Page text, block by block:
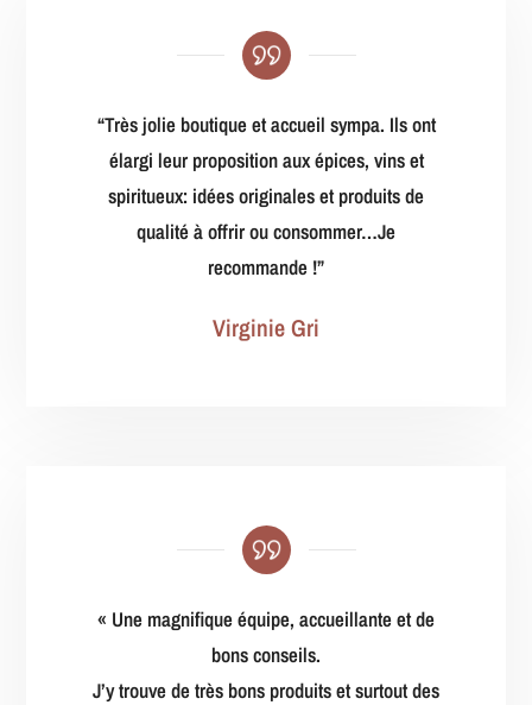
“Très jolie boutique et accueil sympa. Ils ont
élargi leur proposition aux épices, vins et
spiritueux: idées originales et produits de
qualité à offrir ou consommer…Je
recommande !”
Virginie Gri
« Une magnifique équipe, accueillante et de
bons conseils.
J’y trouve de très bons produits et surtout des